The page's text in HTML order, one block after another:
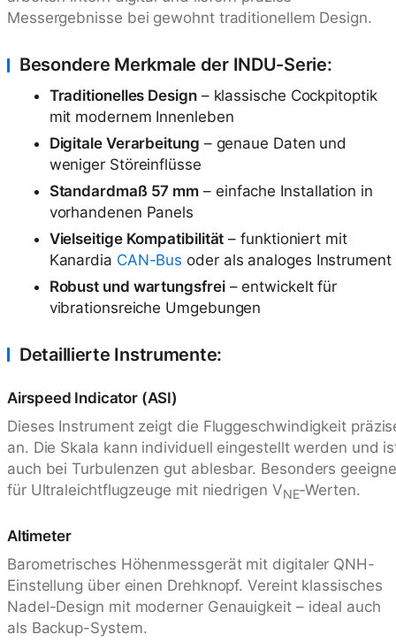
Messergebnisse bei gewohnt traditionellem Design.
Besondere Merkmale der INDU-Serie:
Traditionelles Design– klassische Cockpitoptik
mit modernem Innenleben
Digitale Verarbeitung – genaue Daten und
weniger Störeinflüsse
Standardmaß 57 mm – einfache Installation in
vorhandenen Panels
Vielseitige Kompatibilität – funktioniert mit
Kanardia CAN-Bus oder als analoges Instrument
Robust und wartungsfrei– entwickelt für
vibrationsreiche Umgebungen
Detaillierte Instrumente:
Airspeed Indicator (ASI)
Dieses Instrument zeigt die Fluggeschwindigkeit
an. Die Skala kann individuell eingestellt werden und
auch bei Turbulenzen gut ablesbar. Besonders
für Ultraleichtflugzeuge mit niedrigen VNE-Werten.
Altimeter
Barometrisches Höhenmessgerät mit digitaler QNH-
Einstellung über einen Drehknopf. Vereint klassisches
Nadel-Design mit moderner Genauigkeit – ideal auch
als Backup-System.